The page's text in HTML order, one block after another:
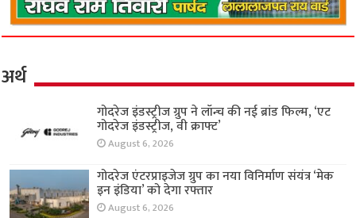
अर्थ
गोदरेज इंडस्ट्रीज ग्रुप ने लॉन्च की नई ब्रांड फिल्म, ‘एट
गोदरेज इंडस्ट्रीज, वी क्राफ्ट’
August 6, 2026
गोदरेज एंटरप्राइजेज ग्रुप का नया विनिर्माण संयंत्र ‘मेक
इन इंडिया’ को देगा रफ्तार
August 6, 2026